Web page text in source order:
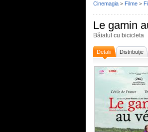
Le gamin
Băiatul cu bicicleta
Detalii Distribuţie
Cinemagia > Filme >